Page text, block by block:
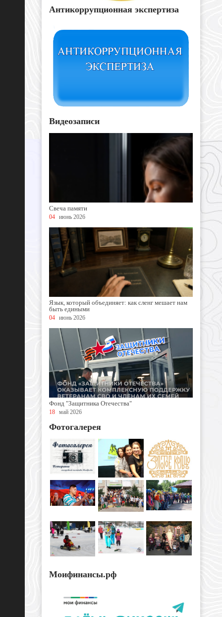
Антикоррупционная экспертиза
Видеозаписи
Свеча памяти
04 июнь 2026
Язык, который объединяет: как сленг мешает нам
быть едиными
04 июнь 2026
Фонд "Защитника Отечества"
18 май 2026
Фотогалерея
Моифинансы.рф